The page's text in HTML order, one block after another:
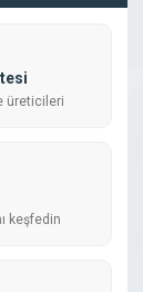
üreticileri
keşfedin